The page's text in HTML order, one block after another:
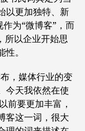
以更加独特、新
为“微博客”，而
以企业开始思
。
，媒体行业的变
今天我依然在使
前要更加丰富，
客这一词，很大